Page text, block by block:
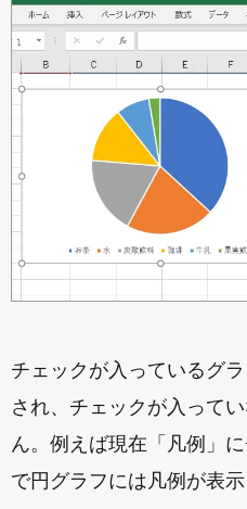
チェックが入っているグ
され、チェックが入って
ん。例えば現在「凡例」
で円グラフには凡例が表示